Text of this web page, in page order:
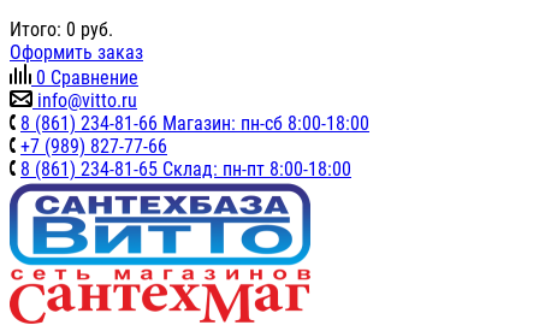
Итого: 0 руб.
Оформить заказ
0 Сравнение
info@vitto.ru
8 (861) 234-81-66 Магазин: пн-сб 8:00-18:00
+7 (989) 827-77-66
8 (861) 234-81-65 Склад: пн-пт 8:00-18:00